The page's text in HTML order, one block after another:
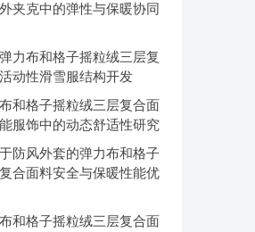
夹克中的弹性与保暖协同
力布和格子摇粒绒三层复
动性滑雪服结构开发
和格子摇粒绒三层复合面
服饰中的动态舒适性研究
防风外套的弹力布和格子
合面料安全与保暖性能优
和格子摇粒绒三层复合面